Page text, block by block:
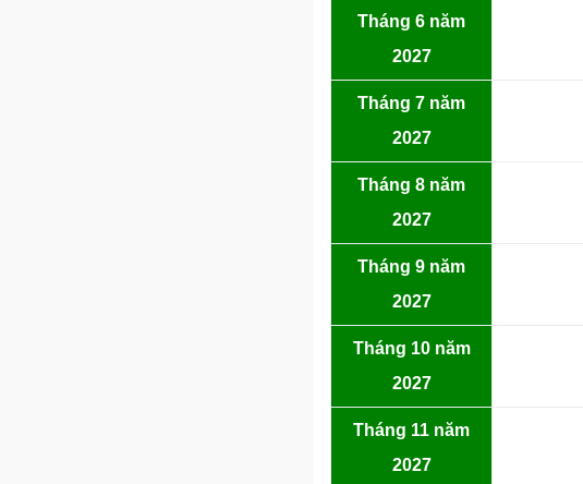
Tháng 6 năm
2027
Tháng 7 năm
2027
Tháng 8 năm
2027
Tháng 9 năm
2027
Tháng 10 năm
2027
Tháng 11 năm
2027